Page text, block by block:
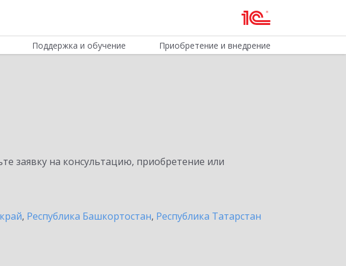
Поддержка и обучение Приобретение и внедрение
заявку на консультацию, приобретение или
, Республика Башкортостан, Республика Татарстан